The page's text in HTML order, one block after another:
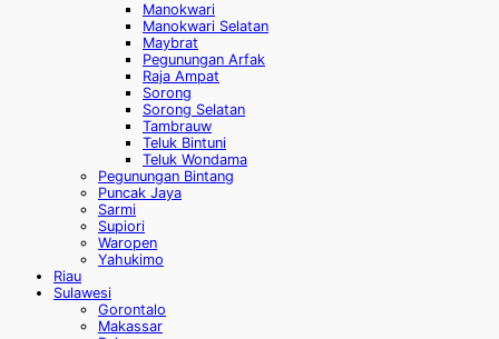
Manokwari
Manokwari Selatan
Maybrat
Pegunungan Arfak
Raja Ampat
Sorong
Sorong Selatan
Tambrauw
Teluk Bintuni
Teluk Wondama
Pegunungan Bintang
Puncak Jaya
Sarmi
Supiori
Waropen
Yahukimo
Riau
Sulawesi
Gorontalo
Makassar